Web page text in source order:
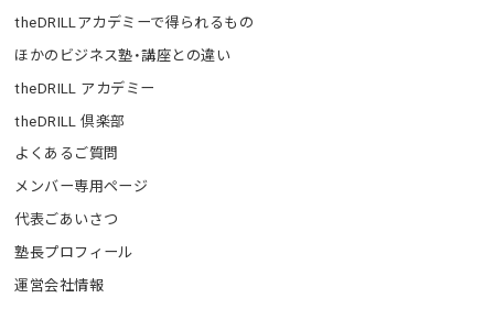
theDRILLアカデミーで得られるもの
ほかのビジネス塾・講座との違い
theDRILL アカデミー
theDRILL 倶楽部
よくあるご質問
メンバー専用ページ
代表ごあいさつ
塾長プロフィール
運営会社情報